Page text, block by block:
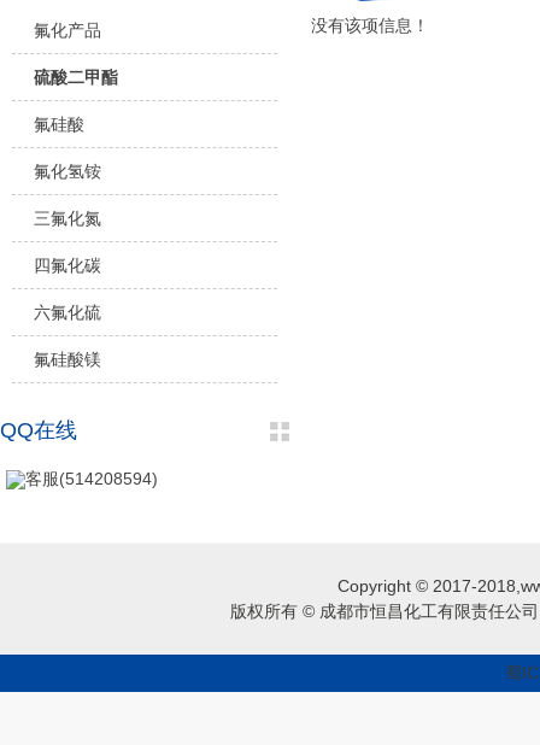
没有该项信息！
氟化产品
硫酸二甲酯
氟硅酸
氟化氢铵
三氟化氮
四氟化碳
六氟化硫
氟硅酸镁
QQ在线
客服(514208594)
Copyright © 2017-
版权所有 © 成都市恒昌化工有限责任公
蜀